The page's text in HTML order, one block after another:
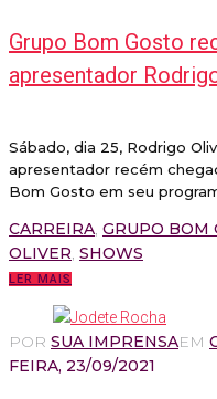
Grupo Bom Gosto
apresentador
Sábado, dia 25, Rodrigo
apresentador recém
Bom Gosto em seu
CARREIRA GRUPO BOM
OLIVER SHOWS
LER MAIS
POR SUA IMPRENSAEM
FEIRA, 23/09/2021